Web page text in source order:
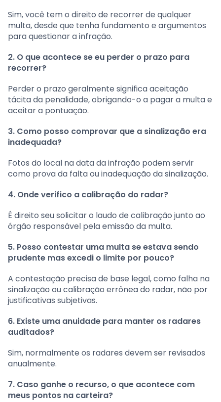
Sim, você tem o direito de recorrer de qualquer
multa, desde que tenha fundamento e argumentos
para questionar a infração.
2. O que acontece se eu perder o prazo para
recorrer?
Perder o prazo geralmente significa aceitação
tácita da penalidade, obrigando-o a pagar a multa e
aceitar a pontuação.
3. Como posso comprovar que a sinalização era
inadequada?
Fotos do local na data da infração podem servir
como prova da falta ou inadequação da sinalização.
4. Onde verifico a calibração do radar?
É direito seu solicitar o laudo de calibração junto ao
órgão responsável pela emissão da multa.
5. Posso contestar uma multa se estava sendo
prudente mas excedi o limite por pouco?
A contestação precisa de base legal, como falha na
sinalização ou calibração errônea do radar, não por
justificativas subjetivas.
6. Existe uma anuidade para manter os radares
auditados?
Sim, normalmente os radares devem ser revisados
anualmente.
7. Caso ganhe o recurso, o que acontece com
meus pontos na carteira?